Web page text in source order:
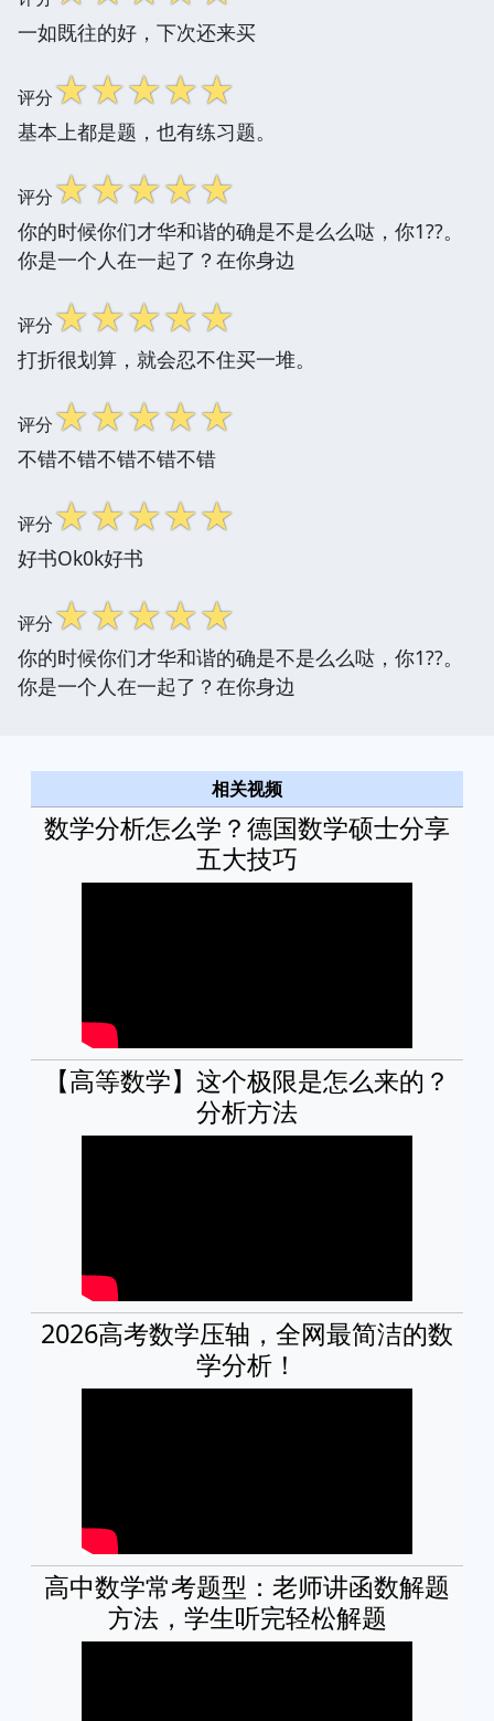
一如既往的好，下次还来买
评分☆☆☆☆☆
基本上都是题，也有练习题。
评分☆☆☆☆☆
你的时候你们才华和谐的确是不是么么哒，你1??。
你是一个人在一起了？在你身边
评分☆☆☆☆☆
打折很划算，就会忍不住买一堆。
评分☆☆☆☆☆
不错不错不错不错不错
评分☆☆☆☆☆
好书Ok0k好书
评分☆☆☆☆☆
你的时候你们才华和谐的确是不是么么哒，你1??。
你是一个人在一起了？在你身边
相关视频
数学分析怎么学？德国数学硕士分享
五大技巧
【高等数学】这个极限是怎么来的？
分析方法
2026高考数学压轴，全网最简洁的数
学分析！
高中数学常考题型：老师讲函数解题
方法，学生听完轻松解题